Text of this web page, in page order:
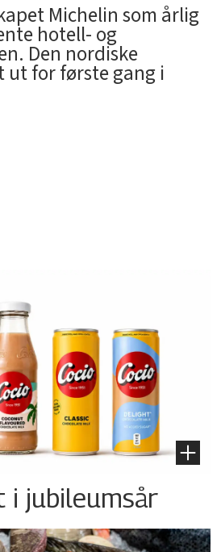
Michelin som årlig
hotell- og
Den nordiske
ut for første gang i
i jubileumsår